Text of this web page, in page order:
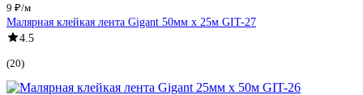
9 ₽/м
Малярная клейкая лента Gigant 50мм x 25м GIT-27
4.5
(20)